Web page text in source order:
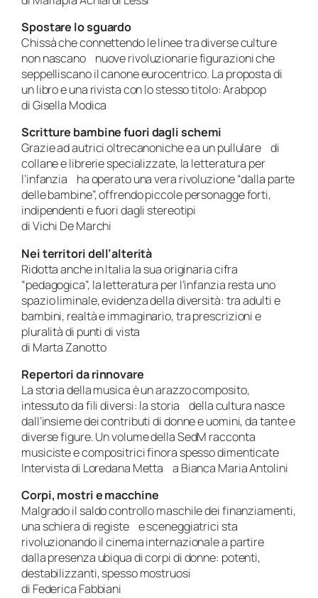
Spostare lo sguardo
Chissà che connettendo le linee tra diverse culture
non nascano nuove rivoluzionarie figurazioni che
seppelliscano il canone eurocentrico. La proposta di
un libro e una rivista con lo stesso titolo: Arabpop
di Gisella Modica
Scritture bambine fuori dagli schemi
Grazie ad autrici oltrecanoniche e a un pullulare di
collane e librerie specializzate, la letteratura per
l’infanzia ha operato una vera rivoluzione “dalla parte
delle bambine”, offrendo piccole personagge forti,
indipendenti e fuori dagli stereotipi
di Vichi De Marchi
Nei territori dell’alterità
Ridotta anche in Italia la sua originaria cifra
“pedagogica”, la letteratura per l’infanzia resta uno
spazio liminale, evidenza della diversità: tra adulti e
bambini, realtà e immaginario, tra prescrizioni e
pluralità di punti di vista
di Marta Zanotto
Repertori da rinnovare
La storia della musica è un arazzo composito,
intessuto da fili diversi: la storia della cultura nasce
dall’insieme dei contributi di donne e uomini, da tante e
diverse figure. Un volume della SedM racconta
musiciste e compositrici finora spesso dimenticate
Intervista di Loredana Metta a Bianca Maria Antolini
Corpi, mostri e macchine
Malgrado il saldo controllo maschile dei finanziamenti,
una schiera di registe e sceneggiatrici sta
rivoluzionando il cinema internazionale a partire
dalla presenza ubiqua di corpi di donne: potenti,
destabilizzanti, spesso mostruosi
di Federica Fabbiani